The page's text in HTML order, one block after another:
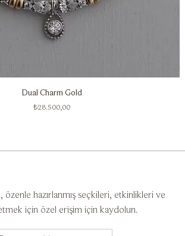
Dual Charm Gold
Fiyat
₺28.500,00
özenle hazırlanmış seçkileri, etkinlikleri ve
için özel erişim için kaydolun.